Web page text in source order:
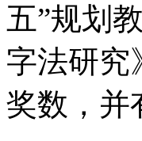
五”规划
字法研究
奖数，并